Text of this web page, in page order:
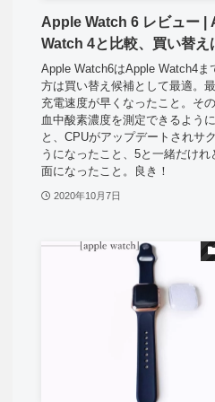
Apple Watch 6 レビュー |
Watch 4と比較、買い替え
Apple Watch6はApple Watch4ま
方は買い替え候補として最適。
充電速度が早くなったこと。そ
血中酸素濃度を測定できるよう
と、CPUがアップデートされサ
うになったこと、5と一緒だけれ
面になったこと。良き！
2020年10月7日